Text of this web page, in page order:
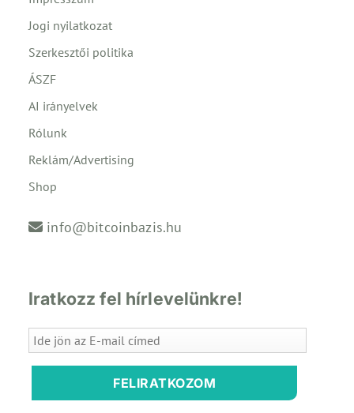
Jogi nyilatkozat
Szerkesztői politika
ÁSZF
AI irányelvek
Rólunk
Reklám/Advertising
Shop
info@bitcoinbazis.hu
Iratkozz fel hírlevelünkre!
FELIRATKOZOM